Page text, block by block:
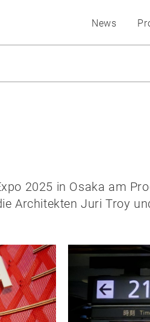
News
2025 in Osaka am
Architekten Juri Troy